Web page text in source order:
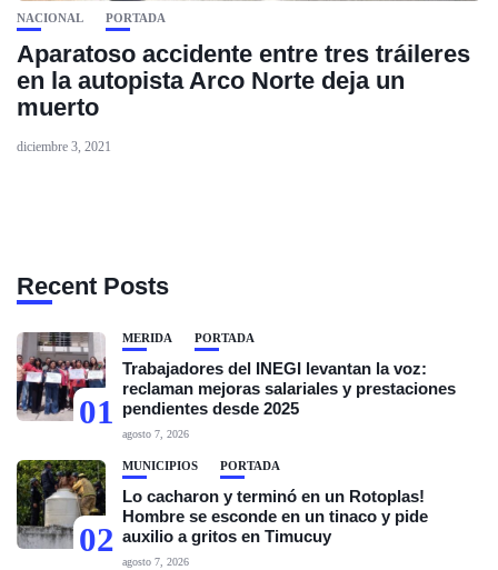
NACIONAL PORTADA
Aparatoso accidente entre tres tráileres
en la autopista Arco Norte deja un
muerto
diciembre 3, 2021
Recent Posts
01
MÉRIDA PORTADA
Trabajadores del INEGI levantan la voz:
reclaman mejoras salariales y prestaciones
pendientes desde 2025
agosto 7, 2026
02
MUNICIPIOS PORTADA
Lo cacharon y terminó en un Rotoplas!
Hombre se esconde en un tinaco y pide
auxilio a gritos en Timucuy
agosto 7, 2026